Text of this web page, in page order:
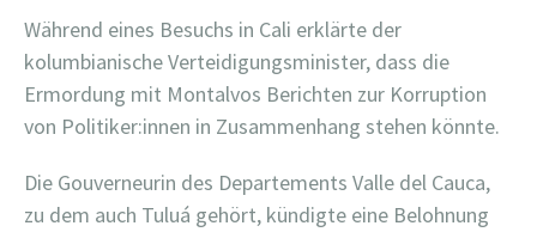
Während eines Besuchs in Cali erklärte der
kolumbianische Verteidigungsminister, dass die
Ermordung mit Montalvos Berichten zur Korruption
von Politiker:innen in Zusammenhang stehen könnte.
Die Gouverneurin des Departements Valle del Cauca,
zu dem auch Tuluá gehört, kündigte eine Belohnung